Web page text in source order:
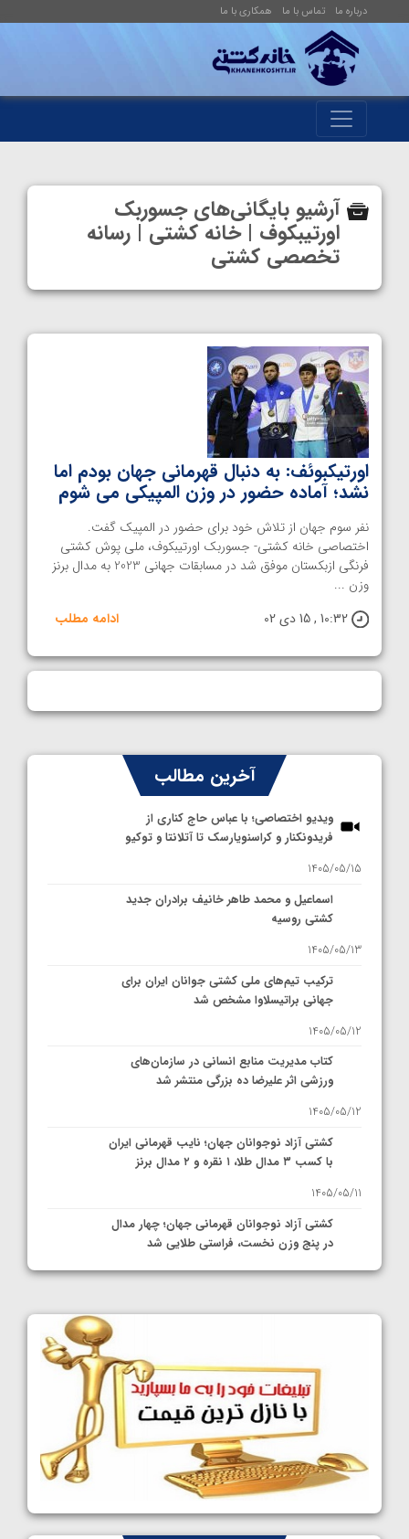
درباره ما تماس با ما همکاری با ما
آرشیو بایگانی‌های جسوربک
اورتیبکوف | خانه کشتی | رسانه
تخصصی کشتی
اورتیکبوئف: به دنبال قهرمانی جهان بودم اما
نشد؛ آماده حضور در وزن المپیکی می شوم
نفر سوم جهان از تلاش خود برای حضور در المپیک گفت.
اختصاصی خانه کشتی- جسوربک اورتیبکوف، ملی پوش کشتی
فرنگی ازبکستان موفق شد در مسابقات جهانی 2023 به مدال برنز
وزن ...
10:32 , 15 دی 02
ادامه مطلب
آخرین مطالب
ویدیو اختصاصی؛ با عباس حاج کناری از
فریدونکنار و کراسنویارسک تا آتلانتا و توکیو
1405/05/15
اسماعیل و محمد طاهر خانیف برادران جدید
کشتی روسیه
1405/05/13
ترکیب تیم‌های ملی کشتی جوانان ایران برای
جهانی براتیسلاوا مشخص شد
1405/05/12
کتاب مدیریت منابع انسانی در سازمان‌های
ورزشی اثر علیرضا ده بزرگی منتشر شد
1405/05/12
کشتی آزاد نوجوانان جهان؛ نایب قهرمانی ایران
با کسب ۳ مدال طلا، ۱ نقره و ۲ مدال برنز
1405/05/11
کشتی آزاد نوجوانان قهرمانی جهان؛ چهار مدال
در پنج وزن نخست، فراستی طلایی شد
1405/05/11
کشتی آزاد نوجوانان جهان؛ رقبای نمایندگان
ایران مشخص شدند
1405/05/08
کشتی فرنگی نوجوانان جهان؛ سکوی تیمی
سوم برای ایران
1405/05/07